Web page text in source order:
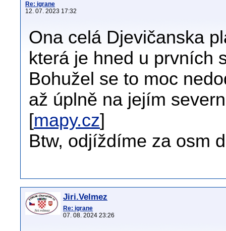
Re: igrane
12. 07. 2023 17:32
Ona celá Djevičanska
která je hned u prvních
Bohužel se to moc
až úplně na jejím
[mapy.cz]
Btw, odjíždíme za osm
Jiri.Velmez
Re: igrane
07. 08. 2024 23:26